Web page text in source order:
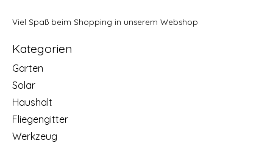
Viel Spaß beim Shopping in unserem Webshop
Kategorien
Garten
Solar
Haushalt
Fliegengitter
Werkzeug